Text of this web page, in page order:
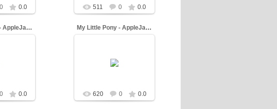
0 0.0 511 0 0.0
My Little Pony - AppleJack
0 0.0
My Little Pony - AppleJack
620 0 0.0